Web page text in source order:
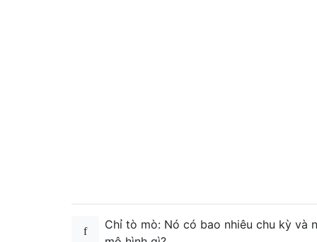
Chỉ tò mò: Nó có bao nhiêu chu kỳ và